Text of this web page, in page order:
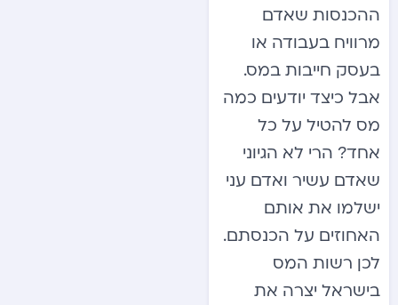
ההכנסות שאדם
מרוויח בעבודה או
בעסק חייבות במס.
אבל כיצד יודעים כמה
מס להטיל על כל
אחד? הרי לא הגיוני
שאדם עשיר ואדם עני
ישלמו את אותם
האחוזים על הכנסתם.
לכן רשות המס
בישראל יצרה את